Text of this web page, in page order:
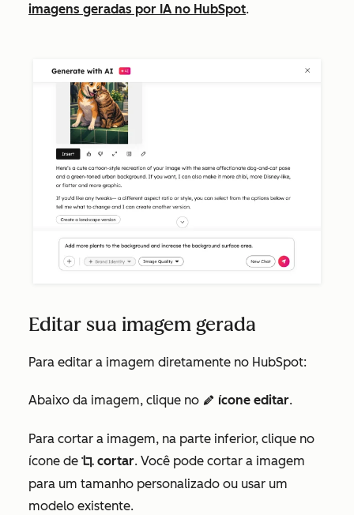
imagens geradas por IA no HubSpot.
Editar sua imagem gerada
Para editar a imagem diretamente no HubSpot:
Abaixo da imagem, clique no edit AdA ícone editar.
Para cortar a imagem, na parte inferior, clique no
ícone de cropIcon cortar. Você pode cortar a imagem
para um tamanho personalizado ou usar um
modelo existente.